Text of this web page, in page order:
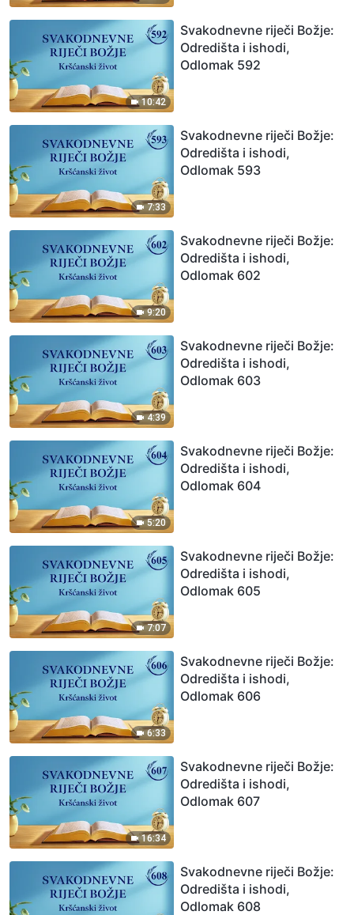
10:42
Svakodnevne riječi Božje:
Odredišta i ishodi,
Odlomak 592
7:33
Svakodnevne riječi Božje:
Odredišta i ishodi,
Odlomak 593
9:20
Svakodnevne riječi Božje:
Odredišta i ishodi,
Odlomak 602
4:39
Svakodnevne riječi Božje:
Odredišta i ishodi,
Odlomak 603
5:20
Svakodnevne riječi Božje:
Odredišta i ishodi,
Odlomak 604
7:07
Svakodnevne riječi Božje:
Odredišta i ishodi,
Odlomak 605
6:33
Svakodnevne riječi Božje:
Odredišta i ishodi,
Odlomak 606
16:34
Svakodnevne riječi Božje:
Odredišta i ishodi,
Odlomak 607
Svakodnevne riječi Božje:
Odredišta i ishodi,
Odlomak 608